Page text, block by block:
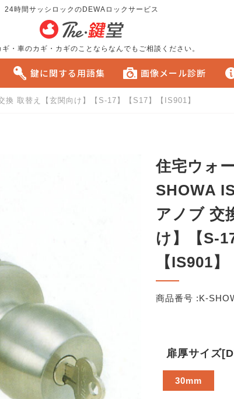
24時間サッシロックのDEWAロックサービス
ギ・車のカギ・カギのことならなんでもご相談ください。
鍵に関する用語集 画像メール診断
取替え【玄関向け】【S-17】【S17】【IS901】
住宅ウォ
SHOWA
アノブ 交
け】【S-
【IS901】
商品番号 :K-
扉厚サイズ
30mm